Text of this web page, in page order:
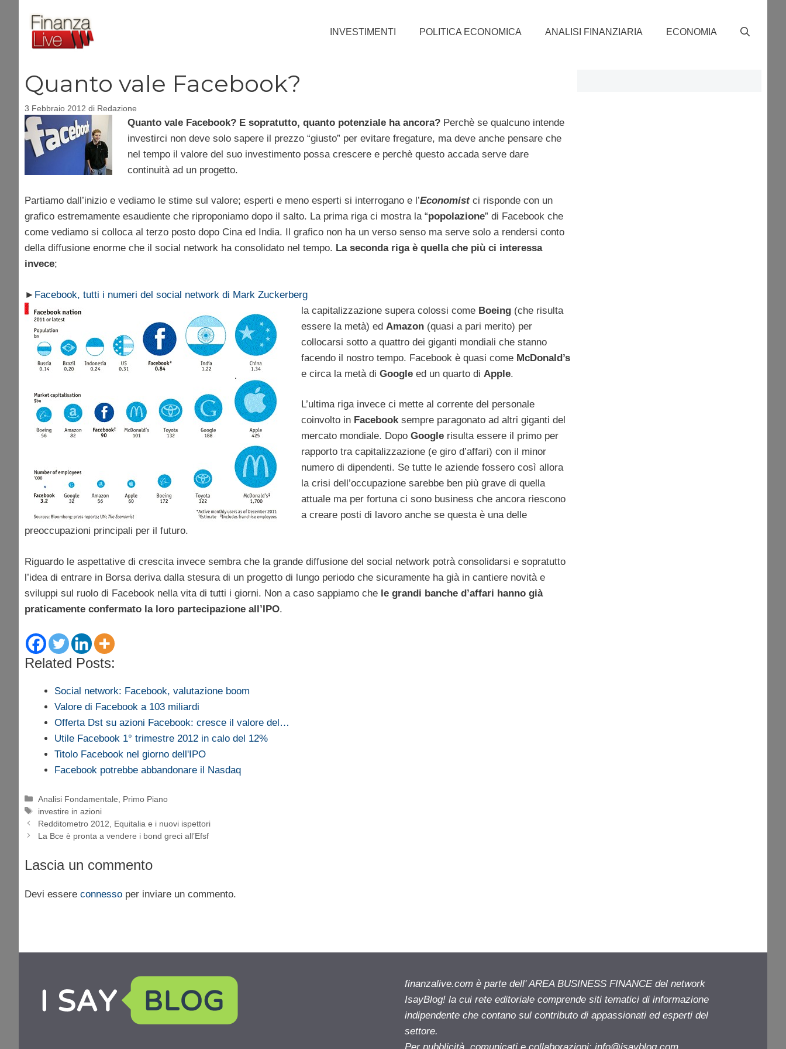
contenuto
INVESTIMENTI POLITICA ECONOMICA ANALISI FINANZIARIA ECONOMIA
Quanto vale Facebook?
3 Febbraio 2012 di Redazione
Quanto vale Facebook? E sopratutto, quanto potenziale ha ancora?Perchè se qualcuno intende
investirci non deve solo sapere il prezzo “giusto” per evitare fregature, ma deve anche pensare che
nel tempo il valore del suo investimento possa crescere e perchè questo accada serve dare
continuità ad un progetto.
Partiamo dall’inizio e vediamo le stime sul valore; esperti e meno esperti si interrogano e l’Economistci risponde con un
grafico estremamente esaudiente che riproponiamo dopo il salto. La prima riga ci mostra la “popolazione” di Facebook che
come vediamo si colloca al terzo posto dopo Cina ed India. Il grafico non ha un verso senso ma serve solo a rendersi conto
della diffusione enorme che il social network ha consolidato nel tempo. La seconda riga è quella che più ci interessa
invece;
► Facebook, tutti i numeri del social network di Mark Zuckerberg
la capitalizzazione supera colossi come Boeing(che risulta
essere la metà) ed Amazon(quasi a pari merito) per
collocarsi sotto a quattro dei giganti mondiali che stanno
facendo il nostro tempo. Facebook è quasi come McDonald’s
e circa la metà di Googleed un quarto di Apple.
L’ultima riga invece ci mette al corrente del personale
coinvolto in Facebooksempre paragonato ad altri giganti del
mercato mondiale. Dopo Googlerisulta essere il primo per
rapporto tra capitalizzazione (e giro d’affari) con il minor
numero di dipendenti. Se tutte le aziende fossero così allora
la crisi dell’occupazione sarebbe ben più grave di quella
attuale ma per fortuna ci sono business che ancora riescono
a creare posti di lavoro anche se questa è una delle
preoccupazioni principali per il futuro.
Riguardo le aspettative di crescita invece sembra che la grande diffusione del social network potrà consolidarsi e sopratutto
l’idea di entrare in Borsa deriva dalla stesura di un progetto di lungo periodo che sicuramente ha già in cantiere novità e
sviluppi sul ruolo di Facebook nella vita di tutti i giorni. Non a caso sappiamo che le grandi banche d’affari hanno già
praticamente confermato la loro partecipazione all’IPO.
Related Posts:
Social network: Facebook, valutazione boom
Valore di Facebook a 103 miliardi
Offerta Dst su azioni Facebook: cresce il valore del…
Utile Facebook 1° trimestre 2012 in calo del 12%
Titolo Facebook nel giorno dell'IPO
Facebook potrebbe abbandonare il Nasdaq
Categorie
Analisi Fondamentale
Primo Piano
Tag
investire in azioni
Redditometro 2012, Equitalia e i nuovi ispettori
La Bce è pronta a vendere i bond greci all’Efsf
Lascia un commento
Devi essere connesso per inviare un commento.
finanzalive.com è parte dell' AREA BUSINESS FINANCE del network
IsayBlog! la cui rete editoriale comprende siti tematici di informazione
indipendente che contano sul contributo di appassionati ed esperti del
settore.
Per pubblicità, comunicati e collaborazioni: info@isayblog.com